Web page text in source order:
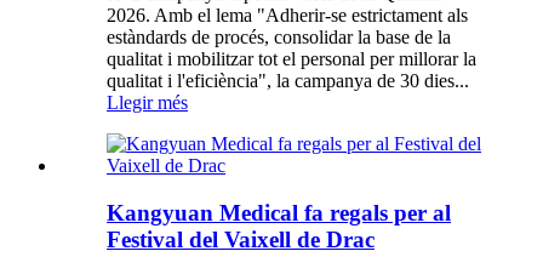
2026. Amb el lema "Adherir-se estrictament als
estàndards de procés, consolidar la base de la
qualitat i mobilitzar tot el personal per millorar la
qualitat i l'eficiència", la campanya de 30 dies...
Llegir més
Kangyuan Medical fa regals per al
Festival del Vaixell de Drac